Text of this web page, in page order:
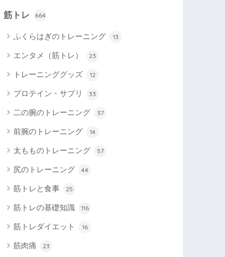
筋トレ 664
ふくらはぎのトレーニング 13
エンタメ（筋トレ） 23
トレーニンググッズ 12
プロテイン・サプリ 33
二の腕のトレーニング 37
前腕のトレーニング 14
太もものトレーニング 57
尻のトレーニング 44
筋トレと食事 25
筋トレの基礎知識 116
筋トレダイエット 16
筋肉痛 23